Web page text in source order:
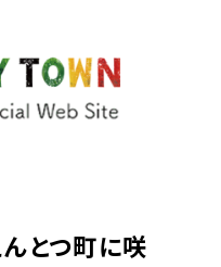
とつ町に咲